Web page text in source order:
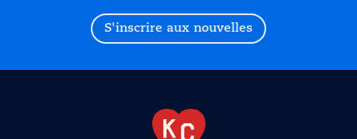
S'inscrire aux nouvelles